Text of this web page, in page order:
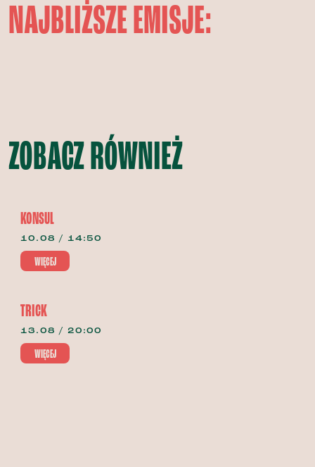
NAJBLIŻSZE EMISJE:
ZOBACZ RÓWNIEŻ
KONSUL
10.08 / 14:50
WIĘCEJ
TRICK
13.08 / 20:00
WIĘCEJ